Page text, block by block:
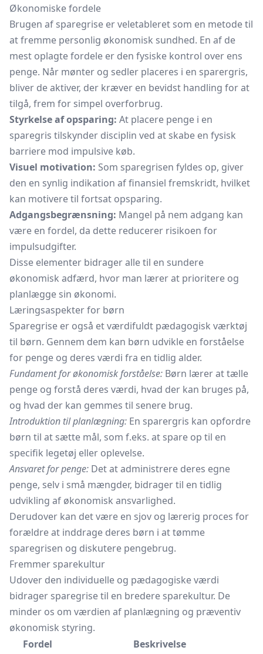
Økonomiske fordele
Brugen af sparegrise er veletableret som en metode til
at fremme personlig økonomisk sundhed. En af de
mest oplagte fordele er den fysiske kontrol over ens
penge. Når mønter og sedler placeres i en sparergris,
bliver de aktiver, der kræver en bevidst handling for at
tilgå, frem for simpel overforbrug.
Styrkelse af opsparing: At placere penge i en
sparegris tilskynder disciplin ved at skabe en fysisk
barriere mod impulsive køb.
Visuel motivation: Som sparegrisen fyldes op, giver
den en synlig indikation af finansiel fremskridt, hvilket
kan motivere til fortsat opsparing.
Adgangsbegrænsning: Mangel på nem adgang kan
være en fordel, da dette reducerer risikoen for
impulsudgifter.
Disse elementer bidrager alle til en sundere
økonomisk adfærd, hvor man lærer at prioritere og
planlægge sin økonomi.
Læringsaspekter for børn
Sparegrise er også et værdifuldt pædagogisk værktøj
til børn. Gennem dem kan børn udvikle en forståelse
for penge og deres værdi fra en tidlig alder.
Fundament for økonomisk forståelse: Børn lærer at tælle
penge og forstå deres værdi, hvad der kan bruges på,
og hvad der kan gemmes til senere brug.
Introduktion til planlægning: En sparergris kan opfordre
børn til at sætte mål, som f.eks. at spare op til en
specifik legetøj eller oplevelse.
Ansvaret for penge: Det at administrere deres egne
penge, selv i små mængder, bidrager til en tidlig
udvikling af økonomisk ansvarlighed.
Derudover kan det være en sjov og lærerig proces for
forældre at inddrage deres børn i at tømme
sparegrisen og diskutere pengebrug.
Fremmer sparekultur
Udover den individuelle og pædagogiske værdi
bidrager sparegrise til en bredere sparekultur. De
minder os om værdien af planlægning og præventiv
økonomisk styring.
Fordel
Beskrivelse